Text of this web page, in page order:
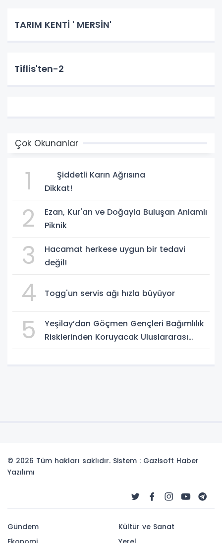
TARIM KENTİ ' MERSİN'
Tiflis'ten-2
Çok Okunanlar
1
Şiddetli Karın Ağrısına
Dikkat!
2
Ezan, Kur'an ve Doğayla Buluşan Anlamlı
Piknik
3
Hacamat herkese uygun bir tedavi
değil!
4 Togg'un servis ağı hızla büyüyor
5
Yeşilay’dan Göçmen Gençleri Bağımlılık
Risklerinden Koruyacak Uluslararası
© 2026 Tüm hakları saklıdır. Sistem : Gazisoft Haber
Yazılımı
Gündem
Kültür ve Sanat